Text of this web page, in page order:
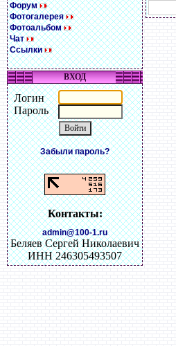
Форум
Фотогалерея
Фотоальбом
Чат
Ссылки
ВХОД
Логин
Пароль
Забыли пароль?
Контакты:
admin@100-1.ru
Беляев Сергей Николаевич
ИНН 246305493507